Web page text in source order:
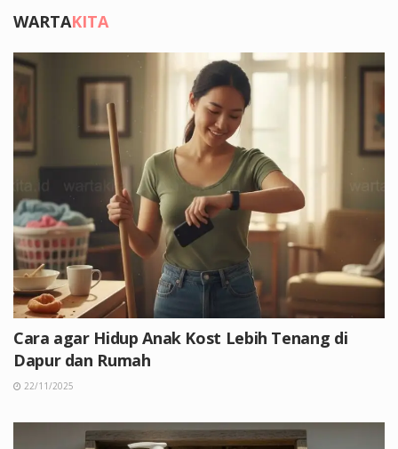
WARTAKITA
Cara agar Hidup Anak Kost Lebih Tenang di
Dapur dan Rumah
22/11/2025